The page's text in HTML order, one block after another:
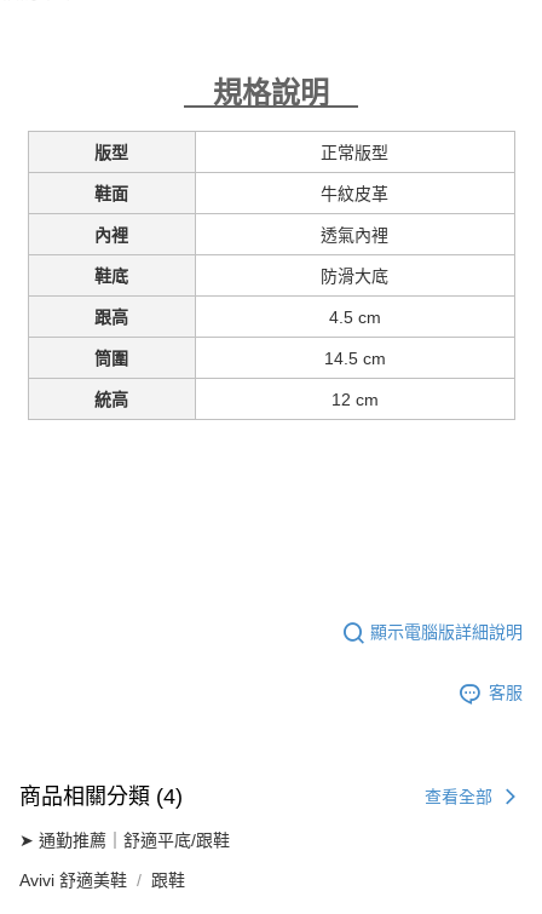
規格說明
版型 正常版型
鞋面 牛紋皮革
內裡 透氣內裡
鞋底 防滑大底
跟高 4.5 cm
筒圍 14.5 cm
統高 12 cm
顯示電腦版詳細說明
客服
商品相關分類 (4) 查看全部
➤ 通勤推薦｜舒適平底/跟鞋
Avivi 舒適美鞋 跟鞋